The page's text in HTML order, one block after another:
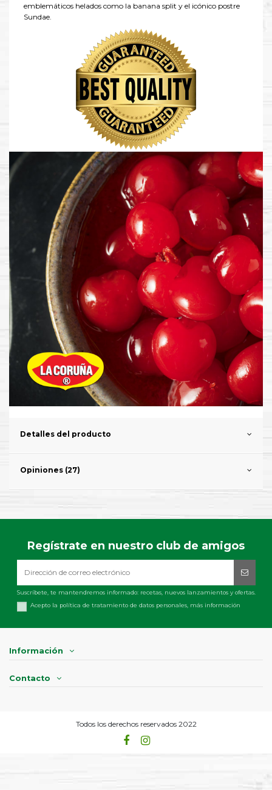
emblemáticos helados como la banana split y el icónico postre
Sundae.
Detalles del producto
Opiniones (27)
Regístrate en nuestro club de amigos
Suscríbete, te mantendremos informado: recetas, nuevos lanzamientos y ofertas.
Acepto la política de tratamiento de datos personales, más información
Información
Contacto
Todos los derechos reservados 2022